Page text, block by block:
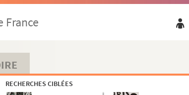
France
RECHERCHES CIBLÉES
de la paix de Hollande... Luxembourg, le 5 de j...
Urbain VIII par l'empereur Ferdinand III » (1638). Deux feui...
de la couronne d'Espagne (1623)
d'aller sus les Turcs l'an 1453, en la présence de...
faite au pape Innocent X, au nom de Philippe IV, roy d'...